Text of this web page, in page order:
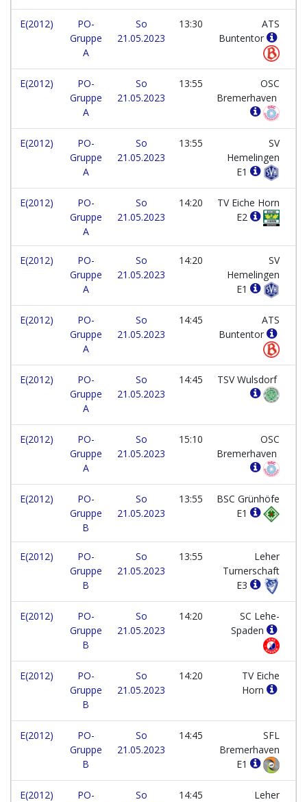
E(2012)
PO-
Gruppe
A
So
21.05.2023
13:30
ATS
Buntentor
E(2012)
PO-
Gruppe
A
So
21.05.2023
13:55
OSC
Bremerhaven
E(2012)
PO-
Gruppe
A
So
21.05.2023
13:55
SV
Hemelingen
E1
E(2012)
PO-
Gruppe
A
So
21.05.2023
14:20
TV Eiche Horn
E2
E(2012)
PO-
Gruppe
A
So
21.05.2023
14:20
SV
Hemelingen
E1
E(2012)
PO-
Gruppe
A
So
21.05.2023
14:45
ATS
Buntentor
E(2012)
PO-
Gruppe
A
So
21.05.2023
14:45 TSV Wulsdorf
E(2012)
PO-
Gruppe
A
So
21.05.2023
15:10
OSC
Bremerhaven
E(2012)
PO-
Gruppe
B
So
21.05.2023
13:55
BSC Grünhöfe
E1
E(2012)
PO-
Gruppe
B
So
21.05.2023
13:55
Leher
Turnerschaft
E3
E(2012)
PO-
Gruppe
B
So
21.05.2023
14:20
SC Lehe-
Spaden
E(2012)
PO-
Gruppe
B
So
21.05.2023
14:20
TV Eiche
Horn
E(2012)
PO-
Gruppe
B
So
21.05.2023
14:45
SFL
Bremerhaven
E1
E(2012)
PO-
So
14:45
Leher